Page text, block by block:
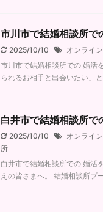
市川市で結婚相談所で
2025/10/10 オンライ
市川市で結婚相談所での 婚活
られるお相手と出会いたい」
白井市で結婚相談所で
2025/10/10 オンライ
所
白井市で結婚相談所での 婚活
えの皆さまへ。 結婚相談所プ